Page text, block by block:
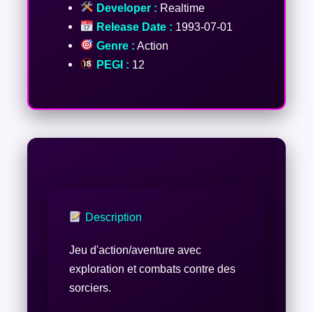
Developer : Realtime
Release Date : 1993-07-01
Genre : Action
PEGI : 12
Description
Jeu d'action/aventure avec
exploration et combats contre des
sorciers.